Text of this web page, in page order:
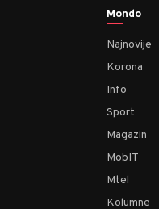
Mondo
Najnovije
Korona
Info
Sport
Magazin
MobIT
Mtel
Kolumne